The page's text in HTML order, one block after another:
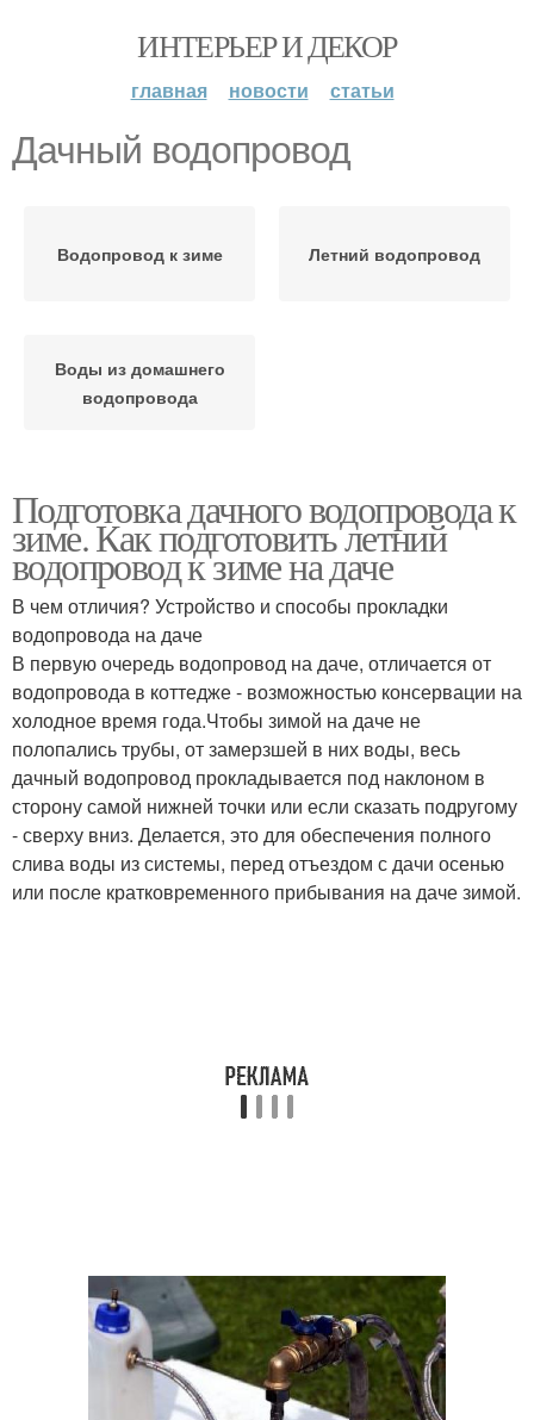
ИНТЕРЬЕР И ДЕКОР
главная новости статьи
Дачный водопровод
Водопровод к зиме Летний водопровод
Воды из домашнего
водопровода
Подготовка дачного водопровода к
зиме. Как подготовить летний
водопровод к зиме на даче
В чем отличия? Устройство и способы прокладки
водопровода на даче
В первую очередь водопровод на даче, отличается от
водопровода в коттедже - возможностью консервации на
холодное время года.Чтобы зимой на даче не
полопались трубы, от замерзшей в них воды, весь
дачный водопровод прокладывается под наклоном в
сторону самой нижней точки или если сказать подругому
- сверху вниз. Делается, это для обеспечения полного
слива воды из системы, перед отъездом с дачи осенью
или после кратковременного прибывания на даче зимой.